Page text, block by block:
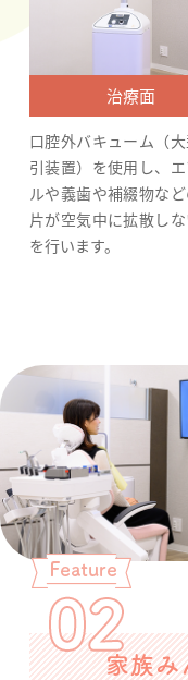
治療面
口腔外バキューム（
引装置）を使用し、
ルや義歯や補綴物な
片が空気中に拡散し
を行います。
家族み